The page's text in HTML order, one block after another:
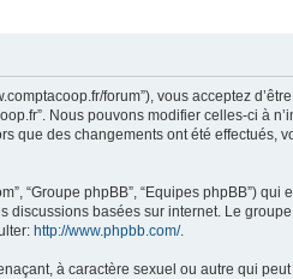
forum”), vous acceptez
Nous pouvons modifier celles-ci à
que des changements ont été
“Groupe phpBB”, “Equipes phpBB”)
discussions basées sur internet. Le
http://www.phpbb.com/.
à caractère sexuel ou autre qui